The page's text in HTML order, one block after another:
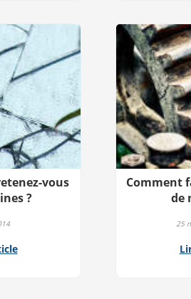
vous
?
Comment
de
25